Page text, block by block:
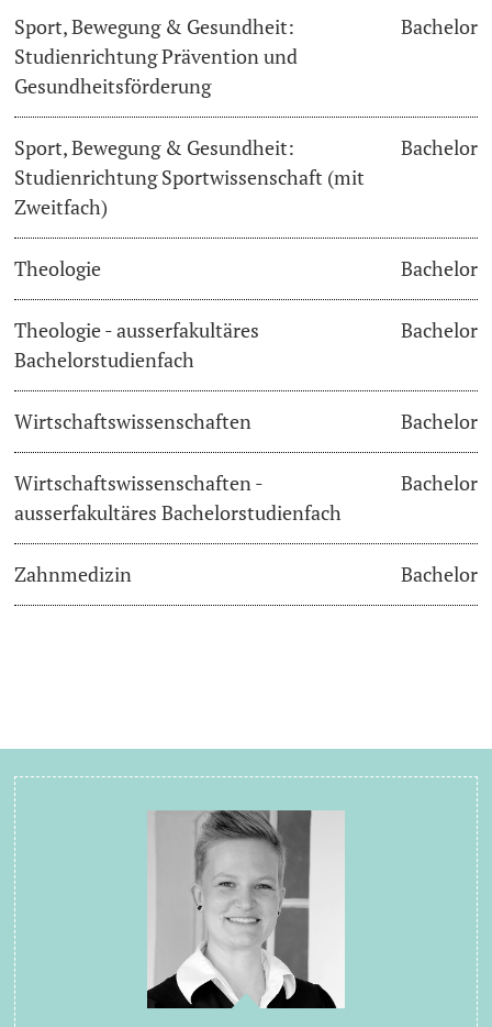
Sport, Bewegung & Gesundheit:
Studienrichtung Prävention und
Gesundheitsförderung
Bachelor
Sport, Bewegung & Gesundheit:
Studienrichtung Sportwissenschaft (mit
Zweitfach)
Bachelor
Theologie Bachelor
Theologie - ausserfakultäres
Bachelorstudienfach
Bachelor
Wirtschaftswissenschaften Bachelor
Wirtschaftswissenschaften -
ausserfakultäres Bachelorstudienfach
Bachelor
Zahnmedizin Bachelor